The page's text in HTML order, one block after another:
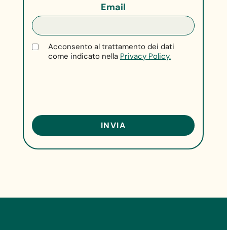
Email
Acconsento al trattamento dei dati
come indicato nella Privacy Policy.